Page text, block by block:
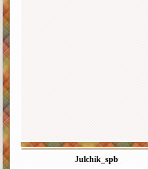
Julchik_spb